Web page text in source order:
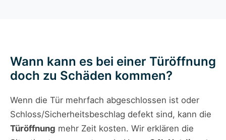
Wann kann es bei einer Türöffnung
doch zu Schäden kommen?
Wenn die Tür mehrfach abgeschlossen ist oder
Schloss/Sicherheitsbeschlag defekt sind, kann die
Türöffnung mehr Zeit kosten. Wir erklären die